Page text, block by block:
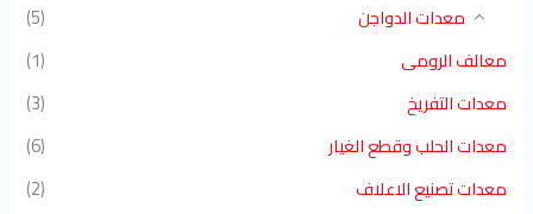
معدات الدواجن
(5)
معالف الرومى
(1)
معدات التفريخ
(3)
معدات الحلب وقطع الغيار
(6)
معدات تصنيع الاعلاف
(2)